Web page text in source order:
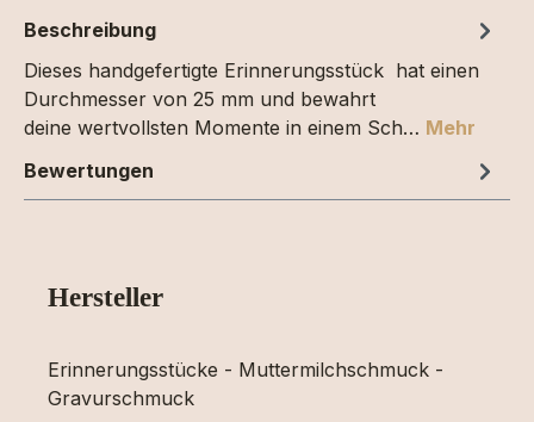
Beschreibung
Dieses handgefertigte Erinnerungsstück hat einen
Durchmesser von 25 mm und bewahrt
deine wertvollsten Momente in einem Sch… Mehr
Bewertungen
Hersteller
Erinnerungsstücke - Muttermilchschmuck -
Gravurschmuck